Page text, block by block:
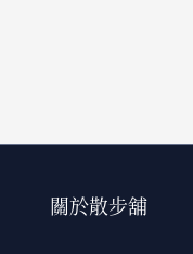
關於散步舖